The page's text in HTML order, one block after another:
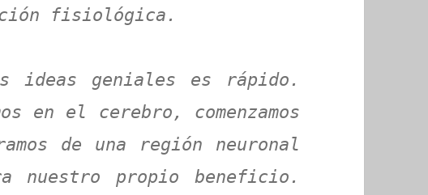
fisiológica.
ideas geniales es rápido.
en el cerebro, comenzamos
de una región neuronal
nuestro propio beneficio.